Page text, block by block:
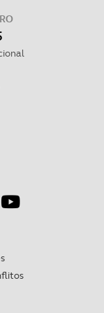
sua
nos serviços